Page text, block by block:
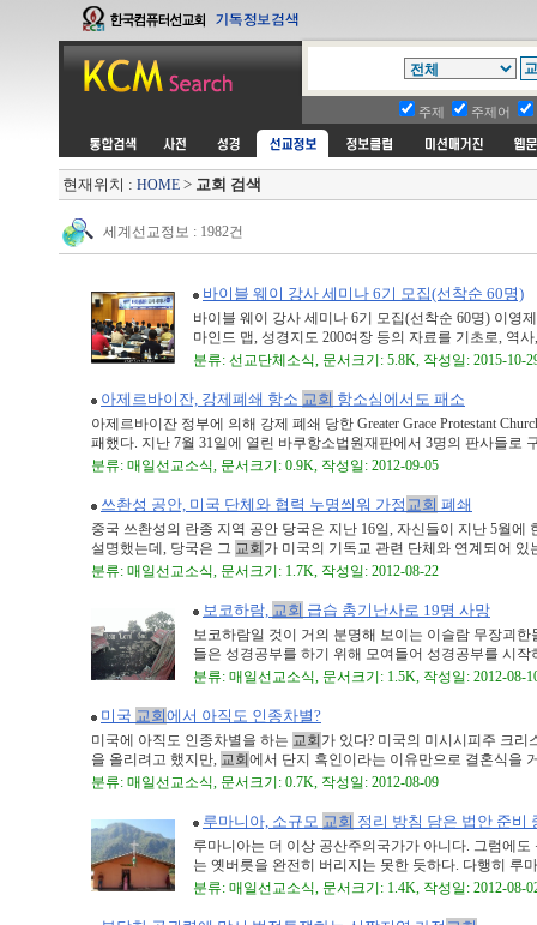
주제 주제어
현재위치 : HOME > 교회 검색
세계선교정보 : 1982건
바이블 웨이 강사 세미나 6기 모집(선착순 60명)
바이블 웨이 강사 세미나 6기 모집(선착순 60명) 이영
마인드 맵, 성경지도 200여장 등의 자료를 기초로, 역
분류: 선교단체소식, 문서크기: 5.8K, 작성일: 2015-10-
아제르바이잔, 강제폐쇄 항소 교회 항소심에서도 패소
아제르바이잔 정부에 의해 강제 폐쇄 당한 Greater Grace Protestant
패했다. 지난 7월 31일에 열린 바쿠항소법원재판에서 3명의 판사들로
분류: 매일선교소식, 문서크기: 0.9K, 작성일: 2012-09-05
쓰촨성 공안, 미국 단체와 협력 누명씌워 가정 교회 폐쇄
중국 쓰촨성의 란종 지역 공안 당국은 지난 16일, 자신들이 지난 5월에
설명했는데, 당국은 그 교회 가 미국의 기독교 관련 단체와 연계되어 있
분류: 매일선교소식, 문서크기: 1.7K, 작성일: 2012-08-22
보코하람, 교회 급습 총기난사로 19명 사망
보코하람일 것이 거의 분명해 보이는 이슬람 무장괴
들은 성경공부를 하기 위해 모여들어 성경공부를 시
분류: 매일선교소식, 문서크기: 1.5K, 작성일: 2012-08-
미국 교회에서 아직도 인종차별?
미국에 아직도 인종차별을 하는 교회 가 있다? 미국의 미시시피주 크
을 올리려고 했지만, 교회 에서 단지 흑인이라는 이유만으로 결혼식을
분류: 매일선교소식, 문서크기: 0.7K, 작성일: 2012-08-09
루마니아, 소규모 교회 정리 방침 담은 법안 준비
루마니아는 더 이상 공산주의국가가 아니다. 그럼에
는 옛버릇을 완전히 버리지는 못한 듯하다. 다행히 루
분류: 매일선교소식, 문서크기: 1.4K, 작성일: 2012-08-